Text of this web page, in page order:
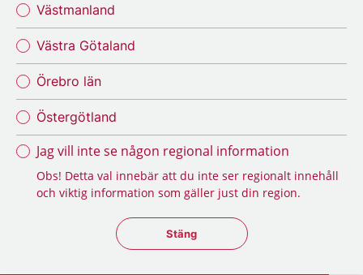
Västmanland
Västra Götaland
Örebro län
Östergötland
Jag vill inte se någon regional information
Obs! Detta val innebär att du inte ser regionalt innehåll
och viktig information som gäller just din region.
Stäng regionsväljaren
Stäng